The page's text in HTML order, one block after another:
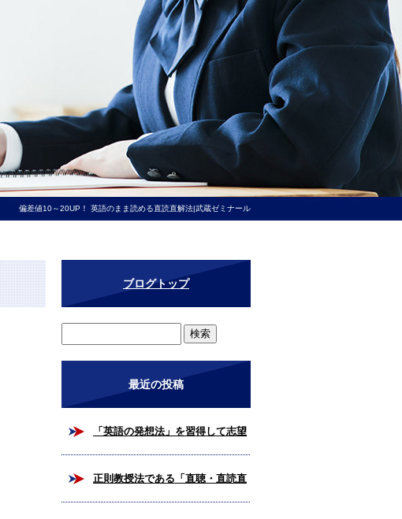
偏差値10～20UP！ 英語のまま読める直読直解法|武蔵ゼミナール
ブログトップ
最近の投稿
「英語の発想法」を習得して志望
校合格を掴み取ろう！
正則教授法である「直聴・直読直